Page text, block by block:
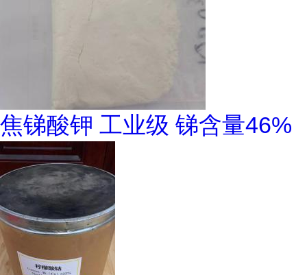
焦锑酸钾 工业级 锑含量46%